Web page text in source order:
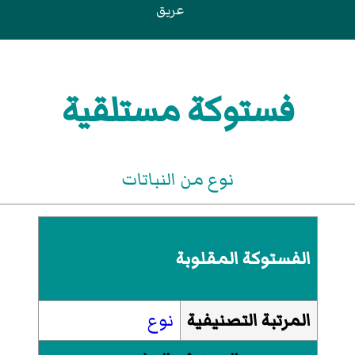
عريق
فستوكة مستلقية
نوع من النباتات
الفستوكة المقلوبة
المرتبة التصنيفية نوع